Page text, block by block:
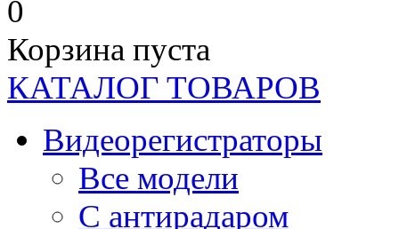
0
Корзина пуста
КАТАЛОГ ТОВАРОВ
Видеорегистраторы
Все модели
C антирадаром